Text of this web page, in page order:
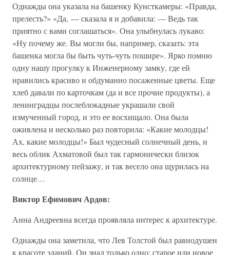
Однажды она указала на башенку Кунсткамеры: «Правда,
прелесть?» «Да, — сказала я и добавила: — Ведь так
приятно с вами соглашаться». Она улыбнулась лукаво:
«Ну почему же. Вы могли бы, например, сказать: эта
башенка могла бы быть чуть-чуть пошире». Ярко помню
одну нашу прогулку к Инженерному замку, где ей
нравились красиво и обдуманно посаженные цветы. Еще
хлеб давали по карточкам (да и все прочие продукты), а
ленинградцы послеблокадные украшали свой
измученный город, и это ее восхищало. Она была
оживлена и несколько раз повторила: «Какие молодцы!
Ах, какие молодцы!» Был чудесный солнечный день, и
весь облик Ахматовой был так гармонически близок
архитектурному пейзажу, и так весело она щурилась на
солнце…
Виктор Ефимович Ардов:
Анна Андреевна всегда проявляла интерес к архитектуре.
Однажды она заметила, что Лев Толстой был равнодушен
к красоте зданий. Он знал только одно: старое или новое